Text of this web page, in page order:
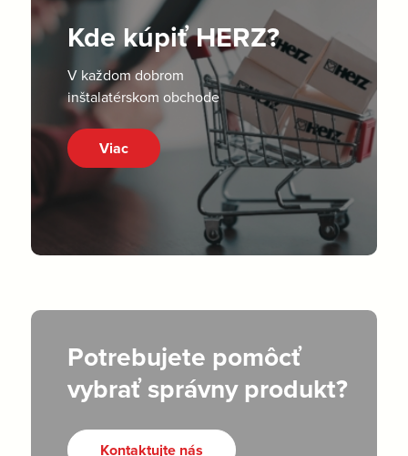
Kde kúpiť HERZ?
V každom dobrom
inštalatérskom obchode
Viac
Potrebujete pomôcť
vybrať správny produkt?
Kontaktujte nás